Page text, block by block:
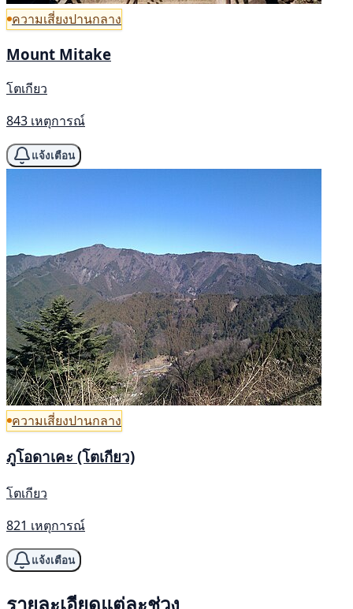
ความเสี่ยงปานกลาง
Mount Mitake
โตเกียว
843 เหตุการณ์
แจ้งเตือน
ความเสี่ยงปานกลาง
ภูโอดาเคะ (โตเกียว)
โตเกียว
821 เหตุการณ์
แจ้งเตือน